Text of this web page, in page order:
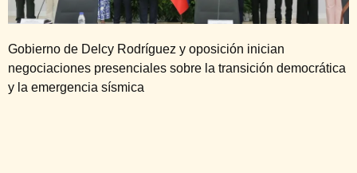
Gobierno de Delcy Rodríguez y oposición inician
negociaciones presenciales sobre la transición democrática
y la emergencia sísmica